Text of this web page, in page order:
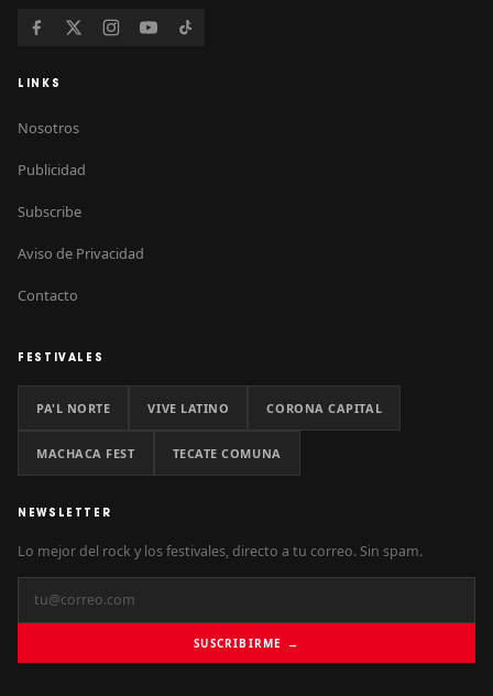
LINKS
Nosotros
Publicidad
Subscribe
Aviso de Privacidad
Contacto
FESTIVALES
PA'L NORTE VIVE LATINO CORONA CAPITAL
MACHACA FEST TECATE COMUNA
NEWSLETTER
Lo mejor del rock y los festivales, directo a tu correo. Sin spam.
SUSCRIBIRME →